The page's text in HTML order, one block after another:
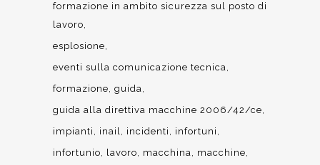
formazione in ambito sicurezza sul posto di
lavoro
esplosione
eventi sulla comunicazione tecnica
formazione guida
guida alla direttiva macchine 2006/42/ce
impianti
inail incidenti
infortuni
infortunio
lavoro macchina
macchine